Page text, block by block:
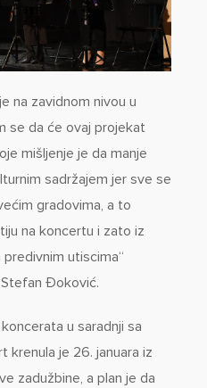
na zavidnom nivou u
se da će ovaj projekat
mišljenje je da manje
sadržajem jer sve se
gradovima, a to
na koncertu i zato iz
utiscima“
Đoković.
u saradnji sa
krenula je 26. januara iz
zadužbine, a plan je da